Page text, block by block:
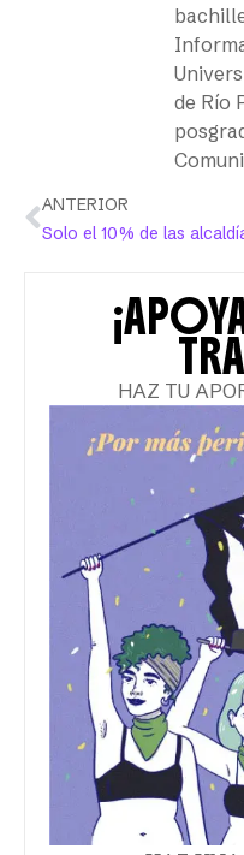
de Río
ANTERIOR
HAZ TU